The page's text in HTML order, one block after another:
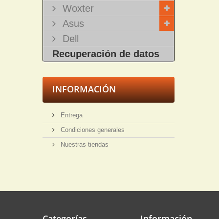
Woxter
Asus
Dell
Recuperación de datos
INFORMACIÓN
Entrega
Condiciones generales
Nuestras tiendas